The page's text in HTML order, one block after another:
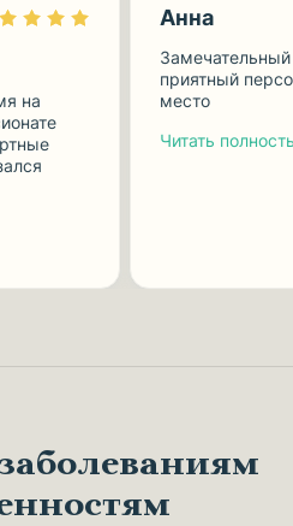
на
Анна
Замечательный
приятный
место
Читать